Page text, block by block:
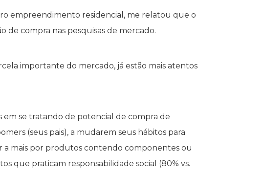
empreendimento residencial, me relatou que o
de compra nas pesquisas de mercado.
importante do mercado, já estão mais atentos
se tratando de potencial de compra de
(seus pais), a mudarem seus hábitos para
a mais por produtos contendo componentes ou
que praticam responsabilidade social (80% vs.